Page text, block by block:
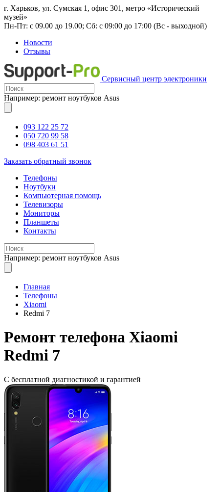
г. Харьков, ул. Сумская 1, офис 301, метро «Исторический
музей»
Пн-Пт: с 09.00 до 19.00; Сб: с 09:00 до 17:00 (Вс - выходной)
Новости
Отзывы
Сервисный центр электроники
Например: ремонт ноутбуков Asus
093 122 25 72
050 720 99 58
098 403 61 51
Заказать обратный звонок
Телефоны
Ноутбуки
Компьютерная помощь
Телевизоры
Мониторы
Планшеты
Контакты
Например: ремонт ноутбуков Asus
Главная
Телефоны
Xiaomi
Redmi 7
Ремонт телефона Xiaomi
Redmi 7
С бесплатной диагностикой и гарантией